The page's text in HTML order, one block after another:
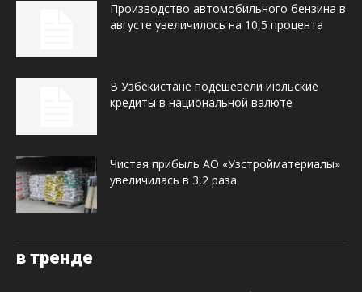
Производство автомобильного бензина в
августе увеличилось на 10,5 процента
В Узбекистане подешевели июльские
кредиты в национальной валюте
Чистая прибыль АО «Узстройматериалы»
увеличилась в 3,2 раза
в тренде